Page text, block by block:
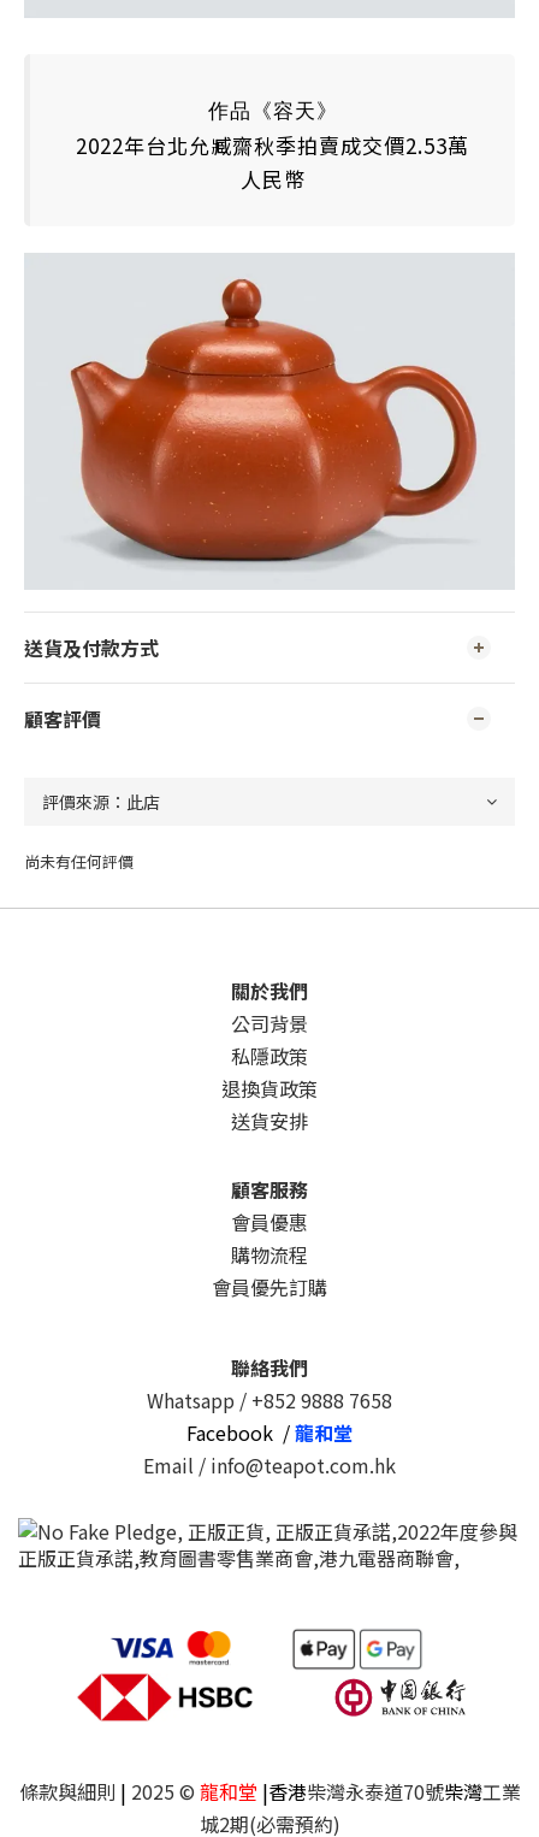
作品《容天》
2022年台北允臧齋秋季拍賣成交價2.53萬
人民幣
送貨及付款方式
顧客評價
尚未有任何評價
關於我們
公司背景
私隱政策
退換貨政策
送貨安排
顧客服務
會員優惠
購物流程
會員優先訂購
聯絡我們
Whatsapp / +852 9888 7658
Facebook /龍和堂
Email / info@teapot.com.hk
條款與細則 | 2025 © 龍和堂 |香港柴灣永泰道70號柴灣工業
城2期(必需預約)